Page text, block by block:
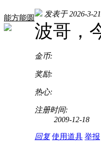
能方能圆 发表于 2026-3-
波哥，
金币:
奖励:
热心:
注册时间:
2009-12-18
回复 使用道具 举报